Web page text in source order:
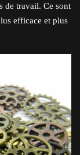
de travail. Ce sont
efficace et plus